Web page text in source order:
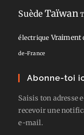
SuèdeTaïwan
électrique Vraiment
de-France
Abonne-toi
Saisis ton adresse
recevoir une
e-mail.